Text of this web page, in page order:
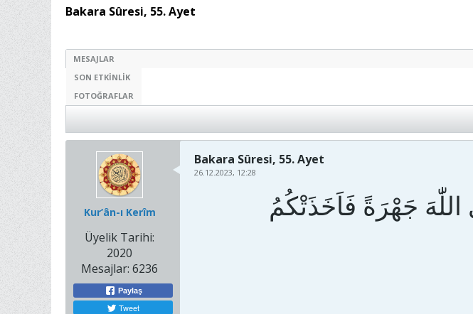
Bakara Sûresi, 55. Ayet
MESAJLAR
SON ETKINLIK
FOTOĞRAFLAR
Kur’ân-ı Kerîm
Üyelik Tarihi:
2020
Mesajlar: 6236
Paylaş
Tweet
Bakara Sûresi, 55. Ayet
26.12.2023, 12:28
جَهْرَةً فَاَخَذَتْكُمُ